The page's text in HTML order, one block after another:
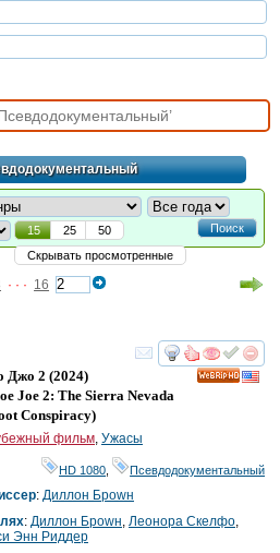
Поиск
15 25
50
Скрывать просмотренные
· · · 16
смотреть
Джо 2 (2024)
Joe 2: The Sierra Nevada
Conspiracy)
фильм, Ужасы
HD 1080 Псевдодокументальный
: Диллон Броwн
: Диллон Броwн, Леонора Скелфо,
Энн Риддер